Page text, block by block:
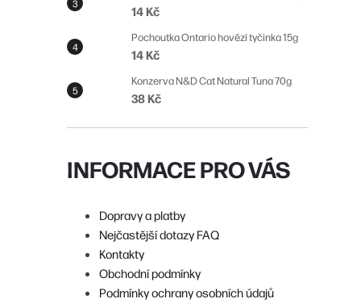
í
p
a
n
e
l
14 Kč
Pochoutka Ontario hovězí tyčinka 15g
14 Kč
Konzerva N&D Cat Natural Tuna 70g
38 Kč
INFORMACE PRO VÁS
Dopravy a platby
Nejčastější dotazy FAQ
Kontakty
Obchodní podmínky
Podmínky ochrany osobních údajů